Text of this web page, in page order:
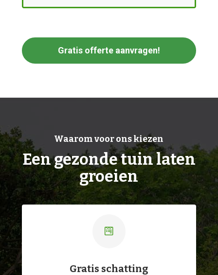
Gratis offerte aanvragen!
Waarom voor ons kiezen
Een gezonde tuin laten
groeien

Gratis schatting